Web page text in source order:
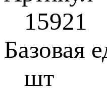
15921
Базовая
шт